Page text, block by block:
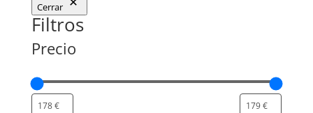
Cerrar
Filtros
Precio